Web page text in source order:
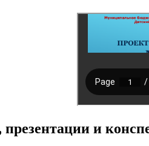
презентации и